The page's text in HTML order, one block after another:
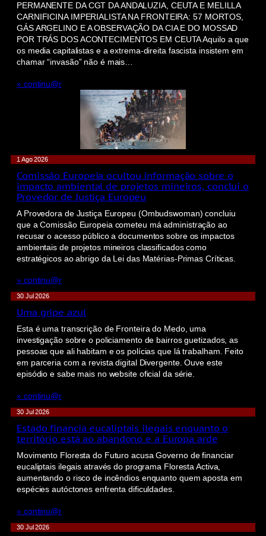
PERMANENTE DA CGT DA ANDALUZIA, CEUTA E MELILLA
CARNIFICINA IMPERIALISTA NA FRONTEIRA: 57 MORTOS,
GÁS ARGELINO E A OBSERVAÇÃO DA CIA E DO MOSSAD
POR TRÁS DOS ACONTECIMENTOS EM CEUTA Aquilo a que
os media capitalistas e a extrema-direita fascista insistem em
chamar “invasão” não é mais…
» continu@r
1 Ago 2026
Comissão Europeia ocultou informação sobre o
impacto ambiental de projetos mineiros, conclui o
Provedor de Justiça Europeu
A Provedora de Justiça Europeu (Ombudswoman) concluiu
que a Comissão Europeia cometeu má administração ao
recusar o acesso público a documentos sobre os impactos
ambientais de projetos mineiros classificados como
estratégicos ao abrigo da Lei das Matérias-Primas Críticas.
» continu@r
30 Jul 2026
Uma gripe azul
Esta é uma transcrição de Fronteira do Medo, uma
investigação sobre o policiamento de bairros guetizados, as
pessoas que ali habitam e os polícias que lá trabalham. Feito
em parceria com a revista digital Divergente. Ouve este
episódio e sabe mais no website oficial da série.
» continu@r
30 Jul 2026
Estado financia eucaliptais ilegais enquanto o
território está ao abandono e a Europa arde
Movimento Floresta do Futuro acusa Governo de financiar
eucaliptais ilegais através do programa Floresta Activa,
aumentando o risco de incêndios enquanto quem aposta em
espécies autóctones enfrenta dificuldades.
» continu@r
30 Jul 2026